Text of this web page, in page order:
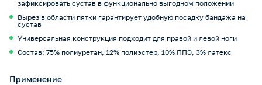
зафиксировать сустав в функционально выгодном положении
Вырез в области пятки гарантирует удобную посадку бандажа на
сустав
Универсальная конструкция подходит для правой и левой ноги
Состав: 75% полиуретан, 12% полиэстер, 10% ППЭ, 3% латекс
Применение